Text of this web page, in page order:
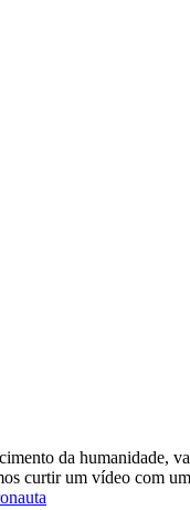
da humanidade,
curtir um vídeo com